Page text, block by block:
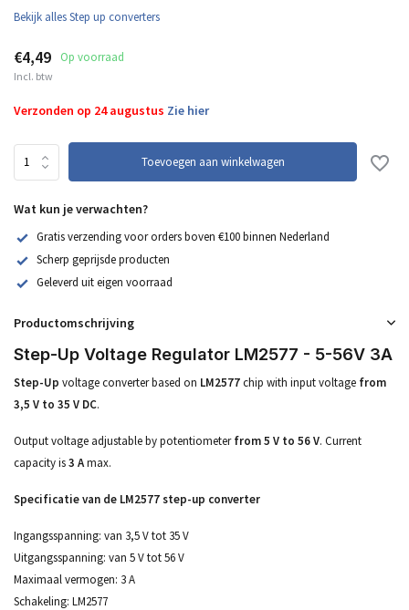
Bekijk alles Step up converters
€4,49 Op voorraad
Incl. btw
Verzonden op 24 augustus Zie hier
Toevoegen aan winkelwagen
Wat kun je verwachten?
Gratis verzending voor orders boven €100 binnen Nederland
Scherp geprijsde producten
Geleverd uit eigen voorraad
Productomschrijving
Step-Up Voltage Regulator LM2577 - 5-56V 3A
Step-Up voltage converter based on LM2577chip with input voltage from
3,5 V to 35 V DC.
Output voltage adjustable by potentiometerfrom 5 V to 56 V. Current
capacity is3 Amax.
Specificatie van de LM2577 step-up converter
Ingangsspanning: van 3,5 V tot 35 V
Uitgangsspanning: van 5 V tot 56 V
Maximaal vermogen: 3 A
Schakeling: LM2577